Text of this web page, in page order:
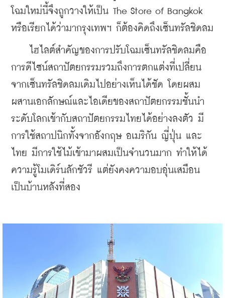
โฉมใหม่นี้จึงถูกวางให้เป็น The Store of Bangkok
หรือเรียกได้ว่ามากรุงเทพฯ ก็ต้องคิดถึงเซ็นทรัลชิดลม
ไฮไลต์สำคัญของการปรับโฉมเซ็นทรัลชิดลมคือ
การดีไซน์สถาปัตยกรรมรวมถึงการตกแต่งที่เปลี่ยน
จากเซ็นทรัลชิดลมเดิมไปอย่างเห็นได้ชัด โดยผสม
ผสานเอกลักษณ์และไอเดียของสถาปัตยกรรมชั้นนำ
ระดับโลกเข้ากับสถาปัตยกรรมไทยได้อย่างลงตัว มี
การใช้สถาปนิกทั้งจากอังกฤษ อเมริกัน ญี่ปุ่น และ
ไทย มีการใช้ไม้เข้ามาผสมเป็นจำนวนมาก ทำให้ได้
ความรู้โมเดิร์นลักชัวรี แต่ยังคงความอบอุ่นเสมือน
เป็นบ้านหลังที่สอง